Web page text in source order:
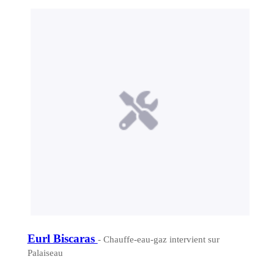
Eurl Biscaras - Chauffe-eau-gaz intervient sur
Palaiseau